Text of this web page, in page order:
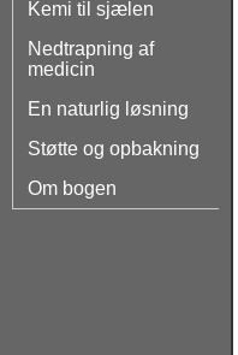
Kemi til sjælen
Nedtrapning af
medicin
En naturlig løsning
Støtte og opbakning
Om bogen